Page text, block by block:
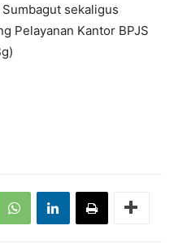
sekaligus
Pelayanan Kantor BPJS